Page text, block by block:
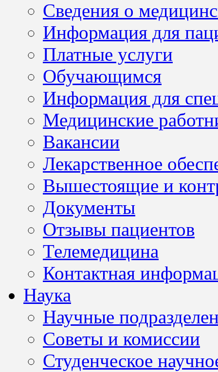
Сведения о
Информация для
Платные услуги
Обучающимся
Информация для
Медицинские
Вакансии
Лекарственное
Вышестоящие и
Документы
Отзывы пациентов
Телемедицина
Контактная
Наука
Научные
Советы и комиссии
Студенческое